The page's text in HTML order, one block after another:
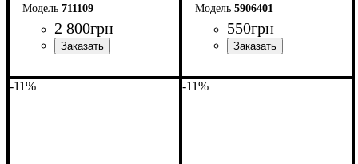
711109
2 800грн
5906401
550грн
Унисекс, Мужской
-11% -11%